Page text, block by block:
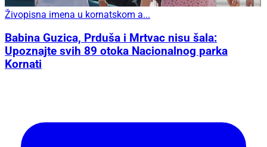
Živopisna imena u kornatskom a...
Babina Guzica, Prduša i Mrtvac nisu šala:
Upoznajte svih 89 otoka Nacionalnog parka
Kornati